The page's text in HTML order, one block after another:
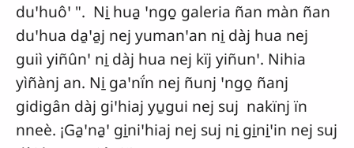
duꞌhuôꞌ ". Ni̱ hua̱ ꞌngo̱ galeria ñan màn ñan
duꞌhua da̱ꞌa̱j nej yumanꞌan ni̱ dàj hua nej
guiì yiñûnꞌ ni̱ dàj hua nej kïj yiñunꞌ. Nihia
yìñànj an. Ni̱ gaꞌnḯn nej ñunj ꞌngo̱ ñanj
gidigân dàj giꞌhiaj yu̱gui nej suj nakïnj ïn
nneè. ¡Ga̱ꞌna̱ꞌ gi̱niꞌhiaj nej suj ni̱ gi̱ni̱ꞌin nej suj